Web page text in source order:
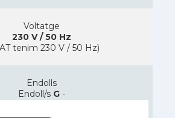
Voltatge
230 V / 50 Hz
tenim 230 V / 50 Hz)
Endolls
Endoll/s G-